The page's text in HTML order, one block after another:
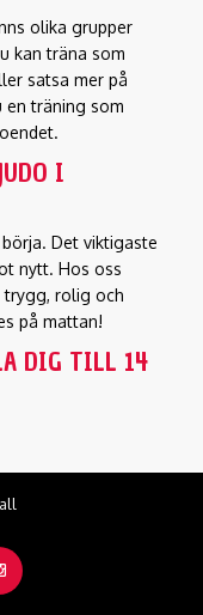
olika grupper
kan träna som
satsa mer på
en träning som
I
Det viktigaste
nytt. Hos oss
trygg, rolig och
på mattan!
DIG TILL 14